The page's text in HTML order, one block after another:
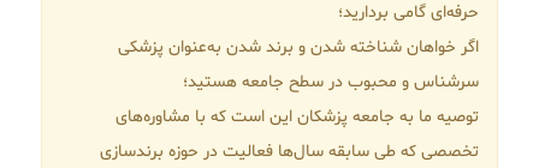
حرفه‌ای گامی بردارید؛
اگر خواهان شناخته شدن و برند شدن به‌عنوان پزشکی
سرشناس و محبوب در سطح جامعه هستید؛
توصیه ما به جامعه پزشکان این است که با مشاوره‌های
تخصصی که طی سابقه سال‌ها فعالیت در حوزه برندسازی